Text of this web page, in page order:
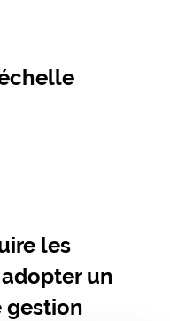
les
un
gestion